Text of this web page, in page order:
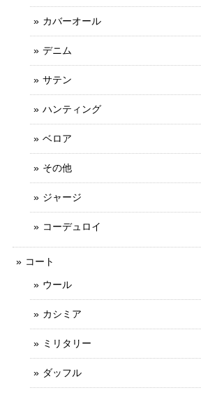
カバーオール
デニム
サテン
ハンティング
ベロア
その他
ジャージ
コーデュロイ
コート
ウール
カシミア
ミリタリー
ダッフル